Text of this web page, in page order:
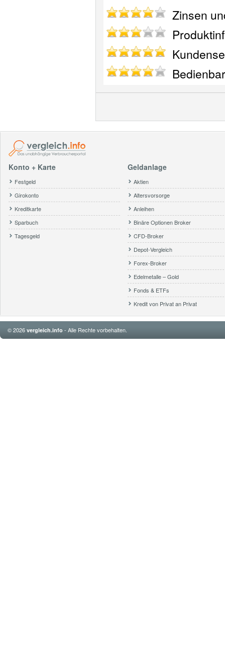
Zinsen
Konto + Karte
Festgeld
Girokonto
Kreditkarte
Sparbuch
Tagesgeld
Geldanlage
Aktien
Altersvorsorge
Anleihen
Binäre Optionen Broker
CFD-Broker
Depot-Vergleich
Forex-Broker
Edelmetalle – Gold
Fonds & ETFs
Kredit von Privat an Privat
© 2026 vergleich.info - Alle Rechte vorbehalten.